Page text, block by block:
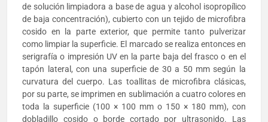
de solución limpiadora a base de agua y alcohol isopropílico
de baja concentración), cubierto con un tejido de microfibra
cosido en la parte exterior, que permite tanto pulverizar
como limpiar la superficie. El marcado se realiza entonces en
serigrafía o impresión UV en la parte baja del frasco o en el
tapón lateral, con una superficie de 30 a 50 mm según la
curvatura del cuerpo. Las toallitas de microfibra clásicas,
por su parte, se imprimen en sublimación a cuatro colores en
toda la superficie (100 × 100 mm o 150 × 180 mm), con
dobladillo cosido o borde cortado por ultrasonido. Las